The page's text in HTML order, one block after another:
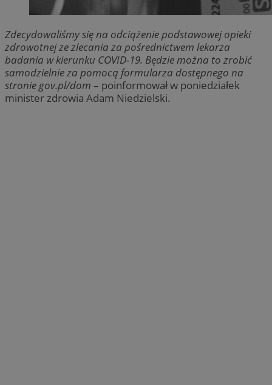
Zdecydowaliśmy się na odciążenie podstawowej opieki
zdrowotnej ze zlecania za pośrednictwem lekarza
badania w kierunku COVID-19. Będzie można to zrobić
samodzielnie za pomocą formularza dostępnego na
stronie gov.pl/dom – poinformował w poniedziałek
minister zdrowia Adam Niedzielski.